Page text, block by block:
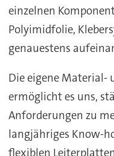
einzelnen
Polyimidfolie,
genauestens
Die eigene Material-
ermöglicht es uns,
Anforderungen zu
langjähriges Know-